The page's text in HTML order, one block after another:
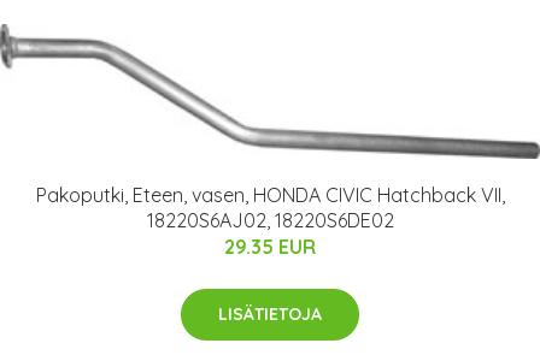
Pakoputki, Eteen, vasen, HONDA CIVIC Hatchback VII,
18220S6AJ02, 18220S6DE02
29.35 EUR
LISÄTIETOJA